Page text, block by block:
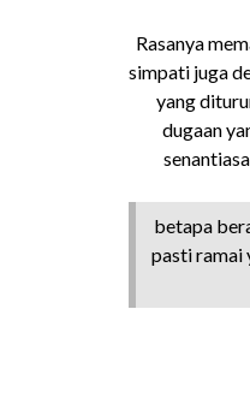
Rasanya
simpati juga
yang
dugaan
betapa
pasti ramai